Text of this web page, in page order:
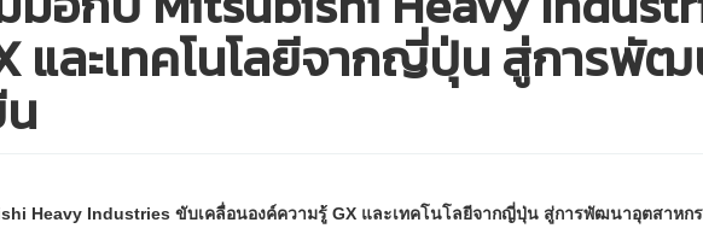
และเทคโนโลยีจากญี่ปุ่น สู่การพั
Heavy Industries ขับเคลื่อนองค์ความรู้ GX และเทคโนโลยีจากญี่ปุ่น สู่การพัฒนาอุตสาหกร